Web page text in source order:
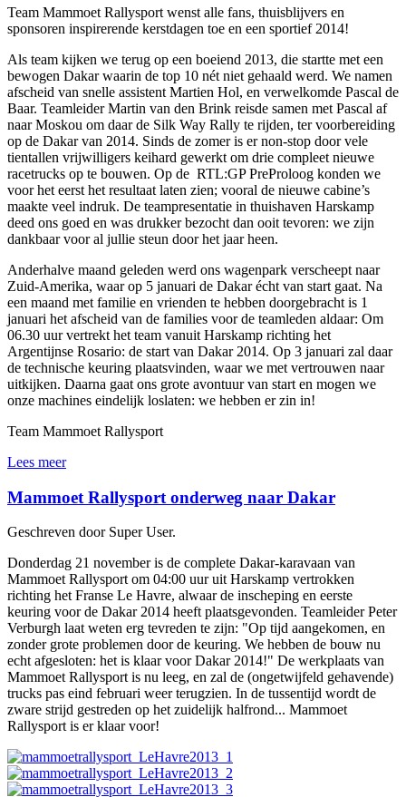
Team Mammoet Rallysport wenst alle fans, thuisblijvers en
sponsoren inspirerende kerstdagen toe en een sportief 2014!
Als team kijken we terug op een boeiend 2013, die startte met een
bewogen Dakar waarin de top 10 nét niet gehaald werd. We namen
afscheid van snelle assistent Martien Hol, en verwelkomde Pascal de
Baar. Teamleider Martin van den Brink reisde samen met Pascal af
naar Moskou om daar de Silk Way Rally te rijden, ter voorbereiding
op de Dakar van 2014. Sinds de zomer is er non-stop door vele
tientallen vrijwilligers keihard gewerkt om drie compleet nieuwe
racetrucks op te bouwen. Op de RTL:GP PreProloog konden we
voor het eerst het resultaat laten zien; vooral de nieuwe cabine’s
maakte veel indruk. De teampresentatie in thuishaven Harskamp
deed ons goed en was drukker bezocht dan ooit tevoren: we zijn
dankbaar voor al jullie steun door het jaar heen.
Anderhalve maand geleden werd ons wagenpark verscheept naar
Zuid-Amerika, waar op 5 januari de Dakar écht van start gaat. Na
een maand met familie en vrienden te hebben doorgebracht is 1
januari het afscheid van de families voor de teamleden aldaar: Om
06.30 uur vertrekt het team vanuit Harskamp richting het
Argentijnse Rosario: de start van Dakar 2014. Op 3 januari zal daar
de technische keuring plaatsvinden, waar we met vertrouwen naar
uitkijken. Daarna gaat ons grote avontuur van start en mogen we
onze machines eindelijk loslaten: we hebben er zin in!
Team Mammoet Rallysport
Lees meer
Mammoet Rallysport onderweg naar Dakar
Geschreven door Super User.
Donderdag 21 november is de complete Dakar-karavaan van
Mammoet Rallysport om 04:00 uur uit Harskamp vertrokken
richting het Franse Le Havre, alwaar de inscheping en eerste
keuring voor de Dakar 2014 heeft plaatsgevonden. Teamleider Peter
Verburgh laat weten erg tevreden te zijn: "Op tijd aangekomen, en
zonder grote problemen door de keuring. We hebben de bouw nu
echt afgesloten: het is klaar voor Dakar 2014!" De werkplaats van
Mammoet Rallysport is nu leeg, en zal de (ongetwijfeld gehavende)
trucks pas eind februari weer terugzien. In de tussentijd wordt de
zware strijd gestreden op het zuidelijk halfrond... Mammoet
Rallysport is er klaar voor!